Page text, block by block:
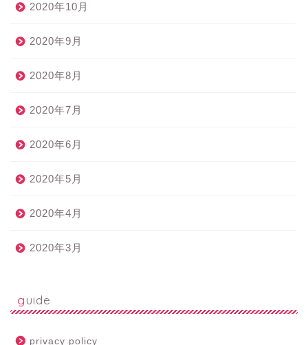
2020年10月
2020年9月
2020年8月
2020年7月
2020年6月
2020年5月
2020年4月
2020年3月
guide
privacy policy